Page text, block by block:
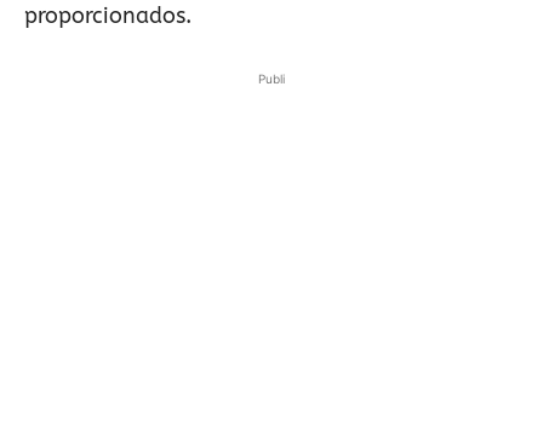
proporcionados.
Publi